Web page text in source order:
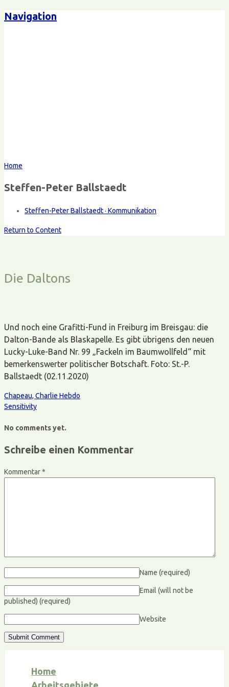
Navigation
Home
Steffen-Peter Ballstaedt
Steffen-Peter Ballstaedt · Kommunikation
Return to Content
Die Daltons
Und noch eine Grafitti-Fund in Freiburg im Breisgau: die
Dalton-Bande als Blaskapelle. Es gibt übrigens den neuen
Lucky-Luke-Band Nr. 99 „Fackeln im Baumwollfeld“ mit
bemerkenswerter politischer Botschaft. Foto: St.-P.
Ballstaedt (02.11.2020)
Chapeau, Charlie Hebdo
Sensitivity
No comments yet.
Schreibe einen Kommentar
Kommentar*
Name (required)
Email (will not be
published) (required)
Website
Home